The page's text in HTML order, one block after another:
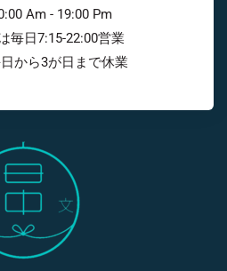
Am - 19:00 Pm
毎日7:15-22:00営業
から3が日まで休業